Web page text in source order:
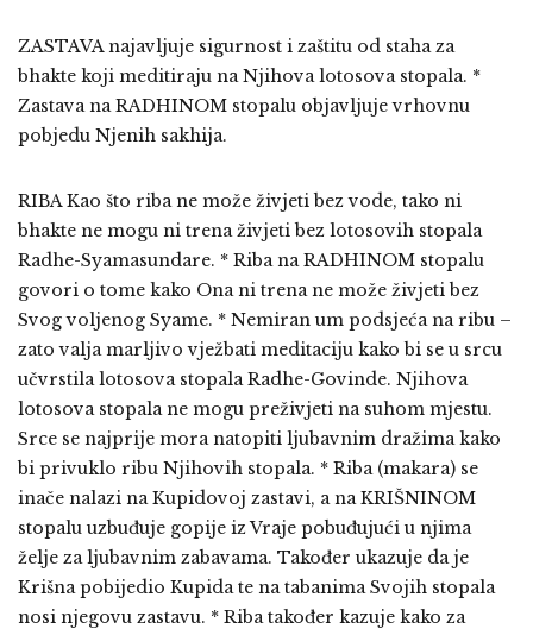
ZASTAVA najavljuje sigurnost i zaštitu od staha za
bhakte koji meditiraju na Njihova lotosova stopala. *
Zastava na RADHINOM stopalu objavljuje vrhovnu
pobjedu Njenih sakhija.
RIBA Kao što riba ne može živjeti bez vode, tako ni
bhakte ne mogu ni trena živjeti bez lotosovih stopala
Radhe-Syamasundare. * Riba na RADHINOM stopalu
govori o tome kako Ona ni trena ne može živjeti bez
Svog voljenog Syame. * Nemiran um podsjeća na ribu –
zato valja marljivo vježbati meditaciju kako bi se u srcu
učvrstila lotosova stopala Radhe-Govinde. Njihova
lotosova stopala ne mogu preživjeti na suhom mjestu.
Srce se najprije mora natopiti ljubavnim dražima kako
bi privuklo ribu Njihovih stopala. * Riba (makara) se
inače nalazi na Kupidovoj zastavi, a na KRIŠNINOM
stopalu uzbuđuje gopije iz Vraje pobuđujući u njima
želje za ljubavnim zabavama. Također ukazuje da je
Krišna pobijedio Kupida te na tabanima Svojih stopala
nosi njegovu zastavu. * Riba također kazuje kako za